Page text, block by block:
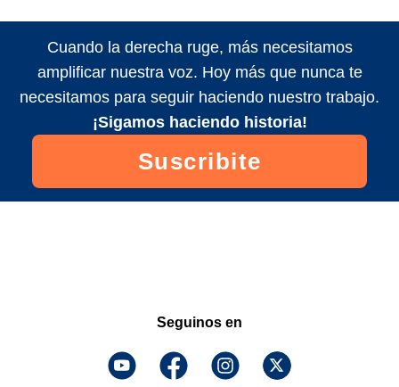
Cuando la derecha ruge, más necesitamos
amplificar nuestra voz. Hoy más que nunca te
necesitamos para seguir haciendo nuestro trabajo.
¡Sigamos haciendo historia!
Suscribite
Seguinos en